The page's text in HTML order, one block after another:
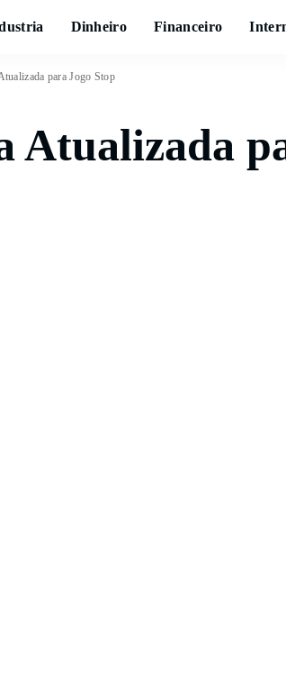
Dinheiro Financeiro
para Jogo Stop
Atualizada